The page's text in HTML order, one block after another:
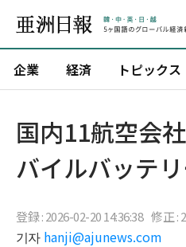
企業 経済 トピックス
国内11航空会
バイルバッテ
登録 : 2026-02-20 14:36:38 修正 :
기자 hanji@ajunews.com